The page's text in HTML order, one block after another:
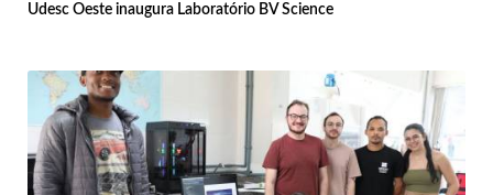
Udesc Oeste inaugura Laboratório BV Science